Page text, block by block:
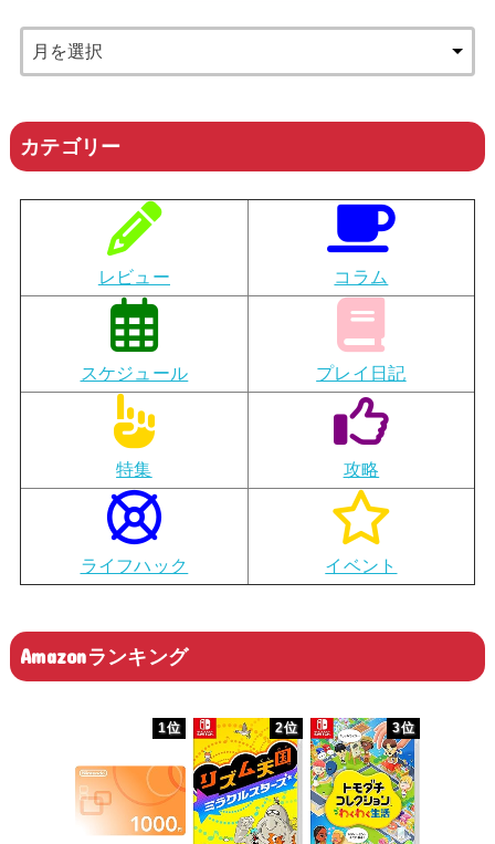
カテゴリー
レビュー コラム
スケジュール プレイ日記
特集 攻略
ライフハック イベント
Amazonランキング
1位 2位 3位